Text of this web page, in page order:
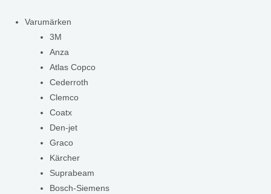
Varumärken
3M
Anza
Atlas Copco
Cederroth
Clemco
Coatx
Den-jet
Graco
Kärcher
Suprabeam
Bosch-Siemens